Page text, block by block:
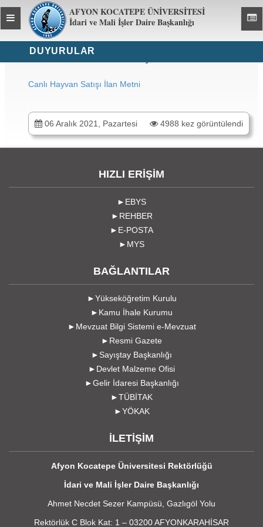
AFYON KOCATEPE ÜNİVERSİTESİ
İdari ve Mali İşler Daire Başkanlığı
Toggle
global
navigation
DUYURULAR
CANLI HAYVAN SATIŞI İLAN METNİ
Canlı Hayvan Satışı İlan Metni
06 Aralık 2021, Pazartesi 4988 kez görüntülendi
HIZLI ERİŞİM
►EBYS
►REHBER
►E-POSTA
►MYS
BAĞLANTILAR
►Yükseköğretim Kurulu
►Kamu İhale Kurumu
►Mevzuat Bilgi Sistemi e-Mevzuat
►Resmi Gazete
►Sayıştay Başkanlığı
►Devlet Malzeme Ofisi
►Gelir İdaresi Başkanlığı
►TÜBİTAK
►YÖKAK
İLETİŞİM
Afyon Kocatepe Üniversitesi Rektörlüğü
İdari ve Mali İşler Daire Başkanlığı
Ahmet Necdet Sezer Kampüsü, Gazlıgöl Yolu
Rektörlük C Blok Kat: 1 – 03200 AFYONKARAHİSAR